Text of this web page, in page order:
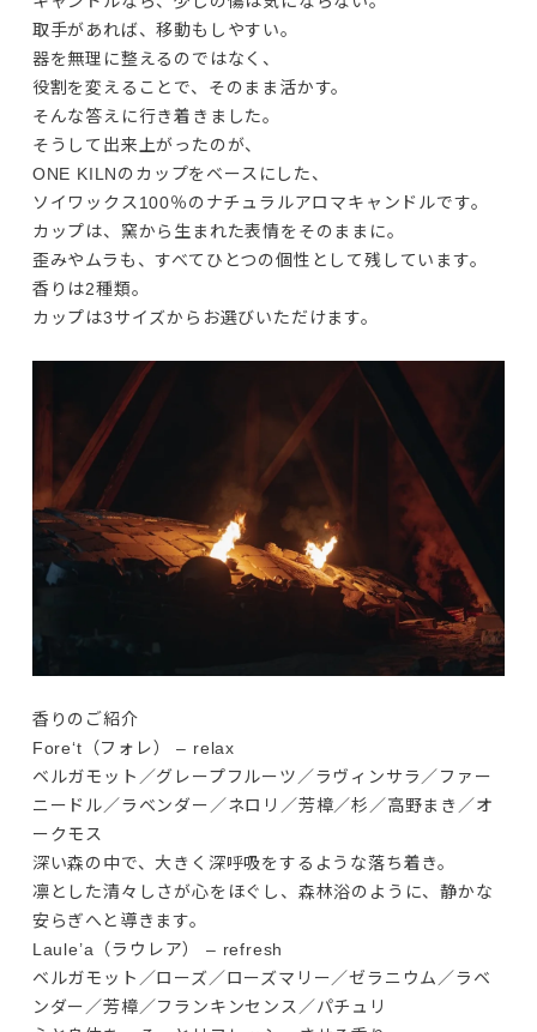
Products
Journals
Contact
プライバシーポリシー
特定商取引法に基づく表記
取手があれば、移動もしやすい。
器を無理に整えるのではなく、
役割を変えることで、そのまま活かす。
そんな答えに行き着きました。
そうして出来上がったのが、
ONE KILNのカップをベースにした、
ソイワックス100％のナチュラルアロマキャンドルです。
カップは、窯から生まれた表情をそのままに。
歪みやムラも、すべてひとつの個性として残しています。
香りは2種類。
カップは3サイズからお選びいただけます。
香りのご紹介
Fore‘t（フォレ） – relax
ベルガモット／グレープフルーツ／ラヴィンサラ／ファー
ニードル／ラベンダー／ネロリ／芳樟／杉／高野まき／オ
ークモス
深い森の中で、大きく深呼吸をするような落ち着き。
凛とした清々しさが心をほぐし、森林浴のように、静かな
安らぎへと導きます。
Laule’a（ラウレア） – refresh
ベルガモット／ローズ／ローズマリー／ゼラニウム／ラベ
ンダー／芳樟／フランキンセンス／パチュリ